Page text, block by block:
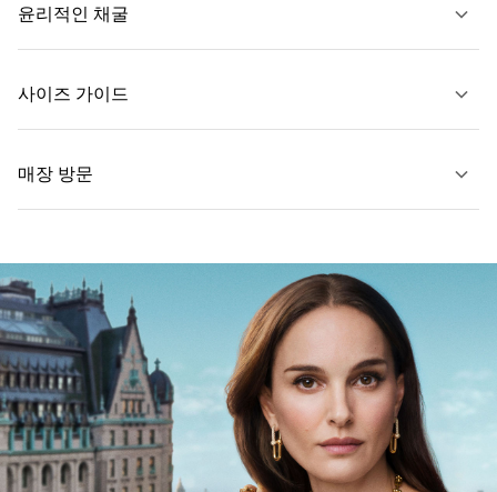
윤리적인 채굴
사이즈 가이드
자세히 보기
매장 방문
가까운 매장 찾기